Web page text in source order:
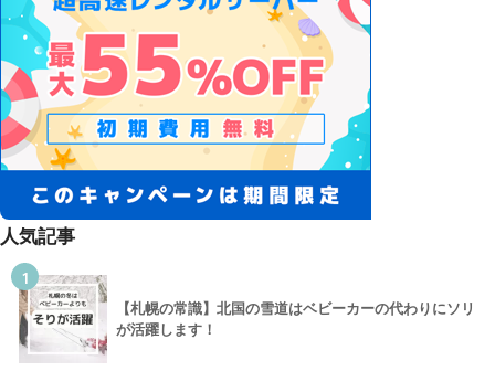
人気記事
1
【札幌の常識】北国の雪道はベビーカーの代わりにソリ
が活躍します！